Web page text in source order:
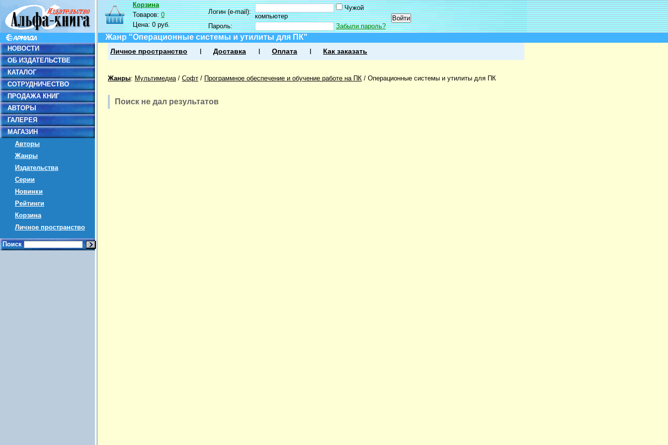
НОВОСТИ
ОБ ИЗДАТЕЛЬСТВЕ
КАТАЛОГ
СОТРУДНИЧЕСТВО
ПРОДАЖА КНИГ
АВТОРЫ
ГАЛЕРЕЯ
МАГАЗИН
Авторы
Жанры
Издательства
Серии
Новинки
Рейтинги
Корзина
Личное пространство
Поиск
Корзина
Товаров:0
Цена:0 руб.
Логин (e-mail):
Чужой
компьютер
Пароль:
Забыли пароль?
Жанр "Операционные системы и утилиты для ПК"
Личное пространство Доставка Оплата Как заказать
Жанры: Мультимедиа/ Софт / Программное обеспечение и обучение работе на ПК / Операционные системы и утилиты для ПК
Поиск не дал результатов